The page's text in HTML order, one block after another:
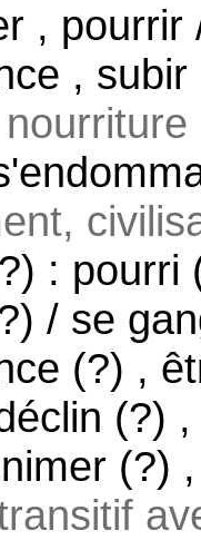
,
,
nourriture
: pourri
/ se
(?) ,
(?)
(?)